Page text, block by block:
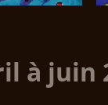
à juin